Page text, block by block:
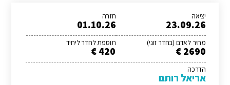
יציאה
23.09.26
חזרה
01.10.26
מחיר לאדם (בחדר זוגי)
2690 €
תוספת לחדר ליחיד
420 €
הדרכה
אריאל רותם